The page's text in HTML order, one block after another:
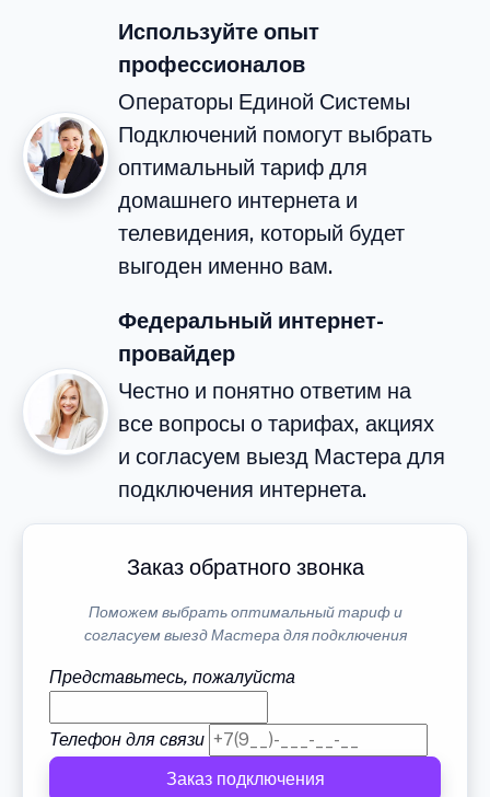
Используйте опыт
профессионалов
Операторы Единой Системы
Подключений помогут выбрать
оптимальный тариф для
домашнего интернета и
телевидения, который будет
выгоден именно вам.
Федеральный интернет-
провайдер
Честно и понятно ответим на
все вопросы о тарифах, акциях
и согласуем выезд Мастера для
подключения интернета.
Заказ обратного звонка
Поможем выбрать оптимальный тариф и
согласуем выезд Мастера для подключения
Представьтесь, пожалуйста
Телефон для связи
Заказ подключения